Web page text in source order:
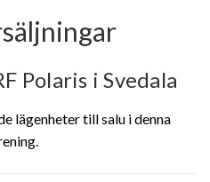
Polaris i Svedala
lägenheter till salu i denna